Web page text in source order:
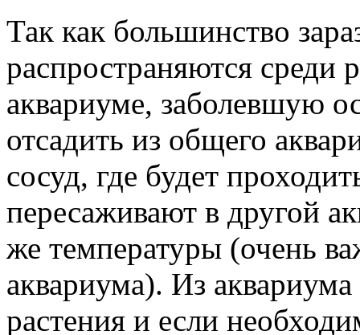
Так как большинство
распространяются
аквариуме, заболевшую
отсадить из общего
сосуд, где будет
пересаживают в другой
же температуры (очень
аквариума). Из
растения и если